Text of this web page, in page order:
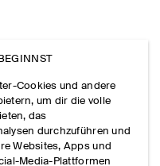
Cookies und andere
um dir die volle
das
durchzuführen und
Websites, Apps und
Media-Plattformen